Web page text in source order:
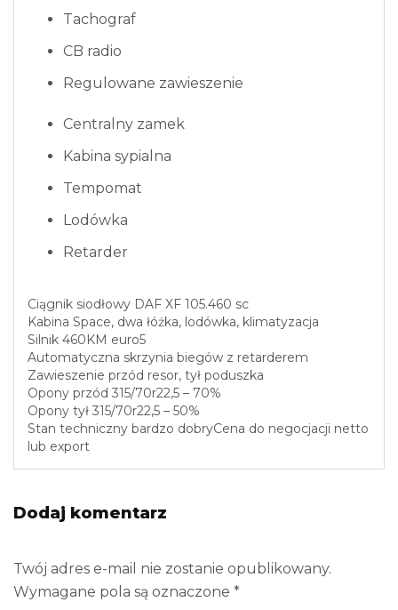
Tachograf
CB radio
Regulowane zawieszenie
Centralny zamek
Kabina sypialna
Tempomat
Lodówka
Retarder
Ciągnik siodłowy DAF XF 105.460 sc
Kabina Space, dwa łóżka, lodówka, klimatyzacja
Silnik 460KM euro5
Automatyczna skrzynia biegów z retarderem
Zawieszenie przód resor, tył poduszka
Opony przód 315/70r22,5 – 70%
Opony tył 315/70r22,5 – 50%
Stan techniczny bardzo dobryCena do negocjacji netto
lub export
Dodaj komentarz
Twój adres e-mail nie zostanie opublikowany.
Wymagane pola są oznaczone *